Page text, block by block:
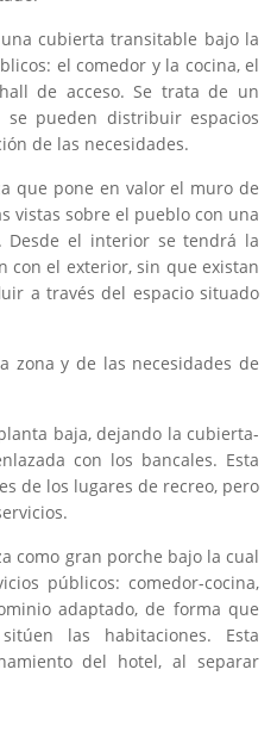
cubierta transitable bajo la
el comedor y la cocina, el
de acceso. Se trata de un
pueden distribuir espacios
de las necesidades.
que pone en valor el muro de
vistas sobre el pueblo con una
Desde el interior se tendrá la
con el exterior, sin que existan
a través del espacio situado
zona y de las necesidades de
baja, dejando la cubierta-
con los bancales. Esta
de los lugares de recreo, pero
como gran porche bajo la cual
públicos: comedor-cocina,
adaptado, de forma que
las habitaciones. Esta
del hotel, al separar